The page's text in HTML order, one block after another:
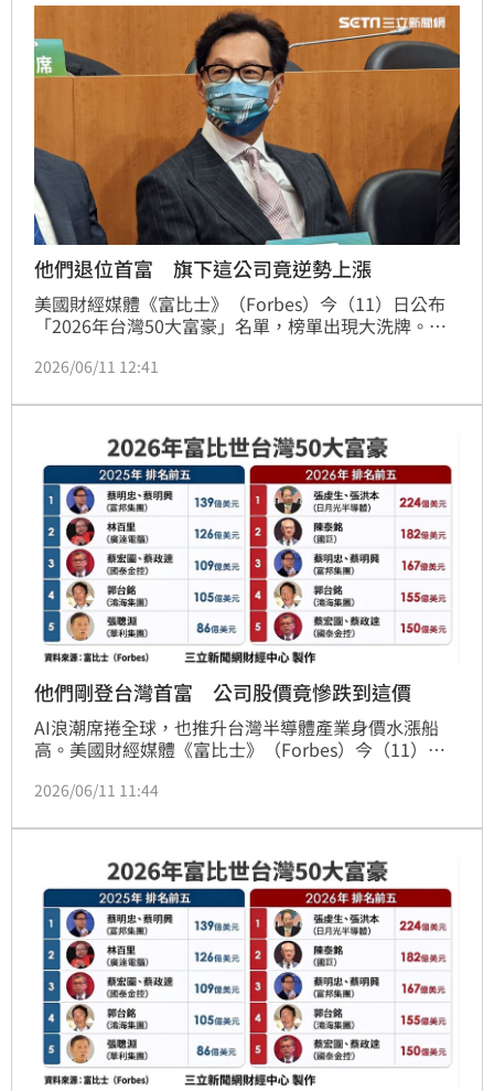
第三名。
他們退位首富 旗下這公司竟逆勢上漲
美國財經媒體《富比士》（Forbes）今（11）日公布
「2026年台灣50大富豪」名單，榜單出現大洗牌。去
月光投控（3711）董事長張虔生與副董事長張洪本兄
元）的身價，登上台灣首富寶座。不過，今日台股遭遇
沉重賣壓，日月光股價同步走跌，即使張洪本晉升台灣
首富，仍難敵市場拋售壓力；反觀排名滑落至第3名的
2026/06/11 12:41
他們剛登台灣首富 公司股價竟慘跌到這價
AI浪潮席捲全球，也推升台灣半導體產業身價水漲船
高。美國財經媒體《富比士》（Forbes）今（11）日
控（3711）董事長張虔生與副董事長張洪本兄弟，以
富寶座，成為本次榜單最大焦點。
2026/06/11 11:44